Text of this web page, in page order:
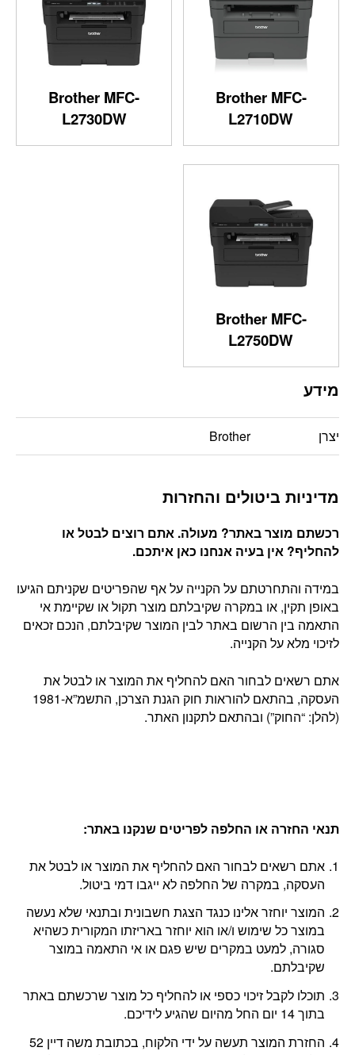
Brother MFC-
L2710DW
Brother MFC-
L2730DW
Brother MFC-
L2750DW
מידע
יצרן Brother
מדיניות ביטולים והחזרות
רכשתם מוצר באתר? מעולה. אתם רוצים לבטל או
להחליף? אין בעיה אנחנו כאן איתכם.
במידה והתחרטתם על הקנייה על אף שהפריטים שקניתם הגיעו
באופן תקין, או במקרה שקיבלתם מוצר תקול או שקיימת אי
התאמה בין הרשום באתר לבין המוצר שקיבלתם, הנכם זכאים
לזיכוי מלא על הקנייה.
אתם רשאים לבחור האם להחליף את המוצר או לבטל את
העסקה, בהתאם להוראות חוק הגנת הצרכן, התשמ”א-1981
(להלן: “החוק”) ובהתאם לתקנון האתר.
תנאי החזרה או החלפה לפריטים שנקנו באתר:
אתם רשאים לבחור האם להחליף את המוצר או לבטל את
העסקה, במקרה של החלפה לא ייגבו דמי ביטול.
המוצר יוחזר אלינו כנגד הצגת חשבונית ובתנאי שלא נעשה
במוצר כל שימוש ו/או הוא יוחזר באריזתו המקורית כשהיא
סגורה, למעט במקרים שיש פגם או אי התאמה במוצר
שקיבלתם.
תוכלו לקבל זיכוי כספי או להחליף כל מוצר שרכשתם באתר
בתוך 14 יום החל מהיום שהגיע לידיכם.
החזרת המוצר תעשה על ידי הלקוח, בכתובת משה דיין 52